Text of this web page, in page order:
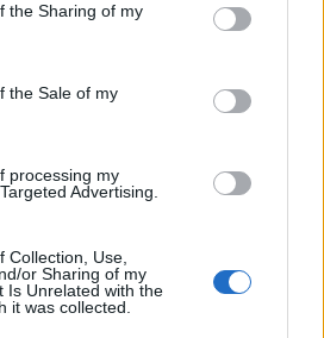
the Sharing of my
the Sale of my
processing my
Advertising.
Collection, Use,
or Sharing of my
Is Unrelated with the
it was collected.
Οι μεγάλοι νικητές